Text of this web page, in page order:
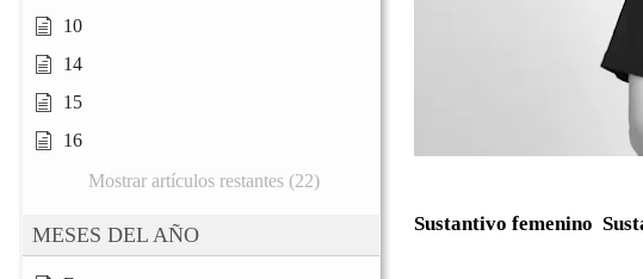
10
14
15
16
Mostrar artículos restantes (22)
MESES DEL AÑO
Sustantivo femenino